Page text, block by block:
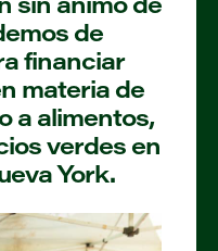
de
financiar
materia de
a alimentos,
verdes en
York.